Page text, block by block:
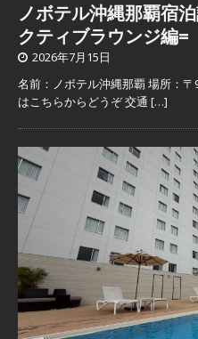
ノボテル沖縄那覇宿
クティブラウンジ編=
2026年7月15日
名前：ノボテル沖縄那覇 場所：
はこちらからどうぞ 交通 […]